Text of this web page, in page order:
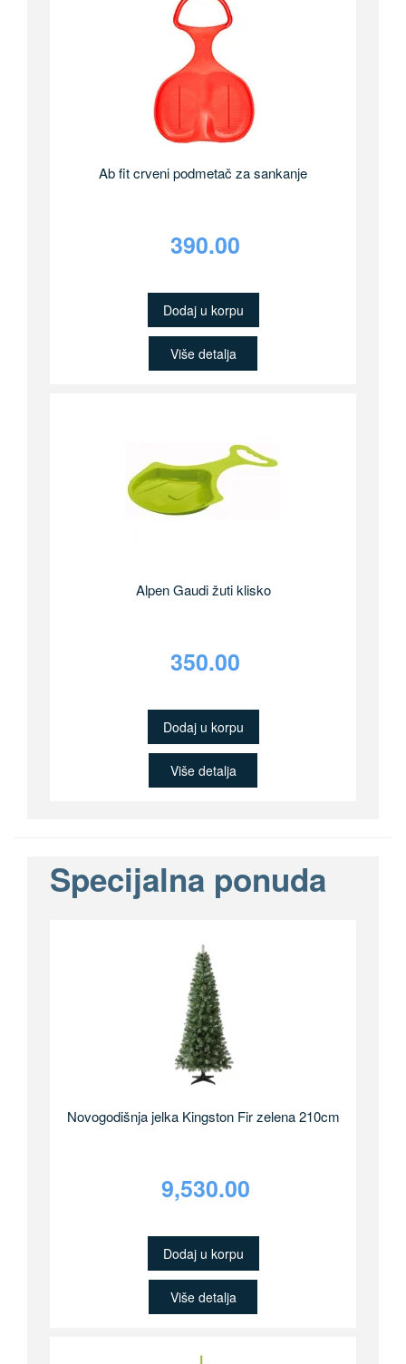
Ab fit crveni podmetač za sankanje
390.00
Dodaj u korpu
Više detalja
Alpen Gaudi žuti klisko
350.00
Dodaj u korpu
Više detalja
Specijalna ponuda
Novogodišnja jelka Kingston Fir zelena 210cm
9,530.00
Dodaj u korpu
Više detalja